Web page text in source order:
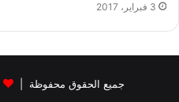
3 فبراير، 2017
جميع الحقوق محفوظة |